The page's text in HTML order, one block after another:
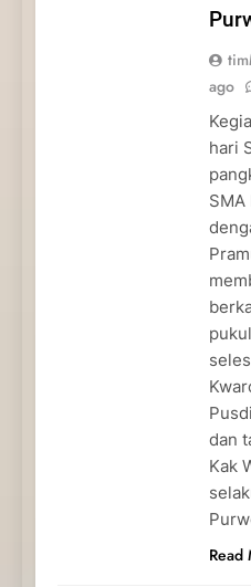
ago
hari
dan
Kak
Read